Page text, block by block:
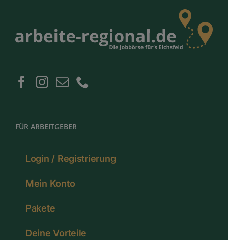
FÜR ARBEITGEBER
Login / Registrierung
Mein Konto
Pakete
Deine Vorteile